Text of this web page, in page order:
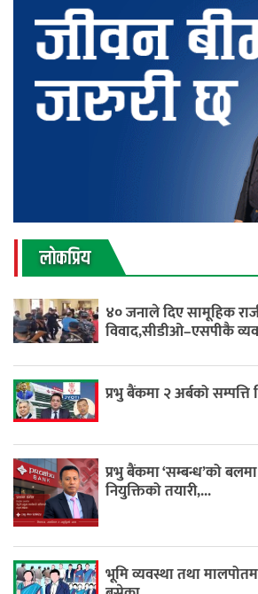
लाेकप्रिय
४० जनाले दिए सामूहिक
विवाद,सीडीओ–एसपीकै
प्रभु बैंकमा २ अर्बको सम्पत्ति
प्रभु बैंकमा ‘सम्बन्ध’को
नियुक्तिको तयारी,...
भूमि व्यवस्था तथा